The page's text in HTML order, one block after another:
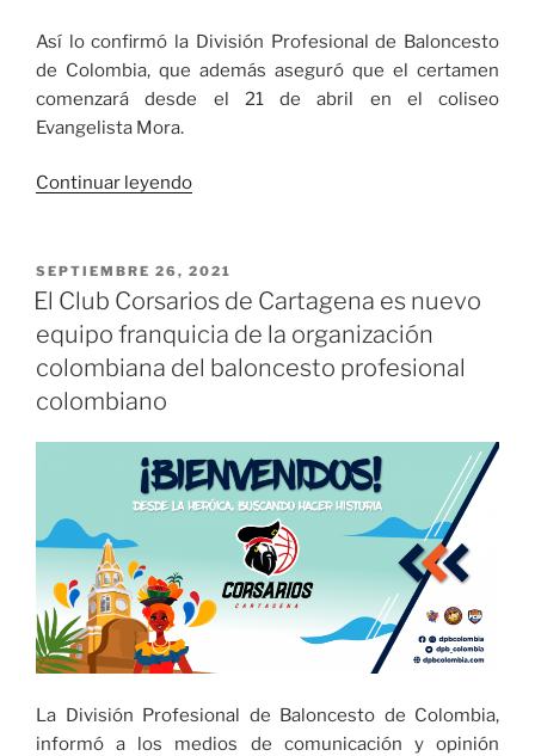
Así lo confirmó la División Profesional de Baloncesto
de Colombia, que además aseguró que el certamen
comenzará desde el 21 de abril en el coliseo
Evangelista Mora.
Continuar leyendo«El
regresa
a
Cali»
PUBLICADO
EL
SEPTIEMBRE 26, 2021
El Club Corsarios de Cartagena es nuevo
equipo franquicia de la organización
colombiana del baloncesto profesional
colombiano
La División Profesional de Baloncesto de Colombia,
informó a los medios de comunicación y opinión